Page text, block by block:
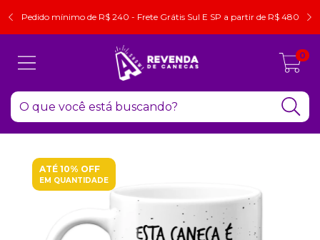
Pedido mínimo de R$ 240 - Frete Grátis Sul E SP a partir de R$ 480
0
ATÉ 10% OFF
EM QUANTIDADE